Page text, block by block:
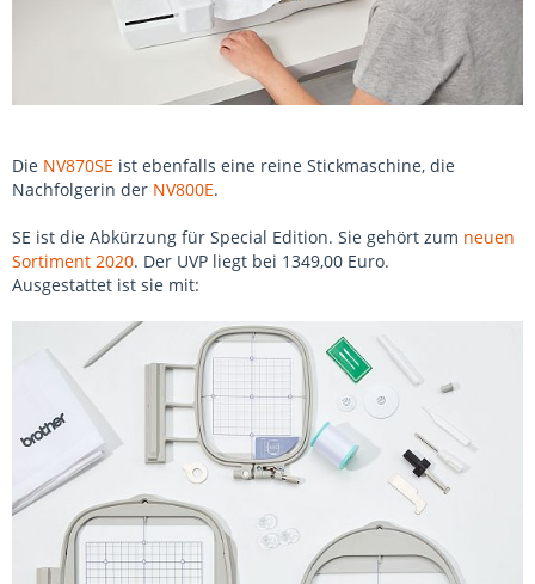
Die NV870SE ist ebenfalls eine reine Stickmaschine, die
Nachfolgerin der NV800E.
SE ist die Abkürzung für Special Edition. Sie gehört zum neuen
Sortiment 2020. Der UVP liegt bei 1349,00 Euro.
Ausgestattet ist sie mit: